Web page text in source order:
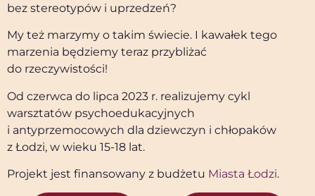
bez stereotypów i uprzedzeń?
My też marzymy o takim świecie. I kawałek tego
marzenia będziemy teraz przybliżać
do rzeczywistości!
Od czerwca do lipca 2023 r. realizujemy cykl
warsztatów psychoedukacyjnych
i antyprzemocowych dla dziewczyn i chłopaków
z Łodzi, w wieku 15-18 lat.
Projekt jest finansowany z budżetu Miasta Łodzi.